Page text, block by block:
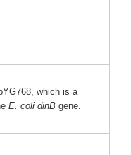
8, which is a
E. coli dinB gene.